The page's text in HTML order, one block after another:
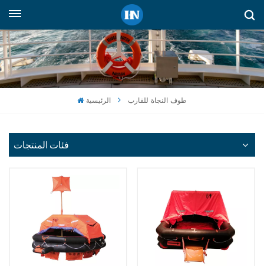
العربية
English
русский
الرئيسية طوف النجاة للقارب
فئات المنتجات